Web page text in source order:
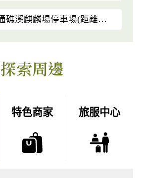
台灣聯通礁溪麒麟場停車場(距離：3.37公里)
探索周邊
特色商家 旅服中心